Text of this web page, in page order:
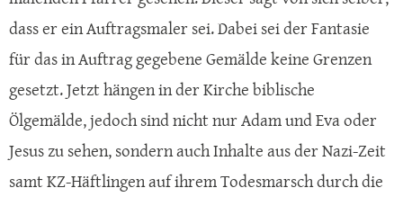
dass er ein Auftragsmaler sei. Dabei sei der Fantasie
für das in Auftrag gegebene Gemälde keine Grenzen
gesetzt. Jetzt hängen in der Kirche biblische
Ölgemälde, jedoch sind nicht nur Adam und Eva oder
Jesus zu sehen, sondern auch Inhalte aus der Nazi-Zeit
samt KZ-Häftlingen auf ihrem Todesmarsch durch die